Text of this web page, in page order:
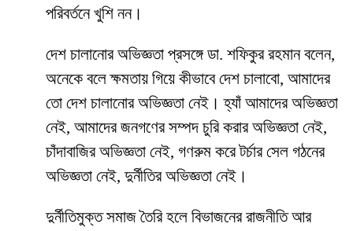
পরিবর্তনে খুশি নন।
দেশ চালানোর অভিজ্ঞতা প্রসঙ্গে ডা. শফিকুর রহমান বলেন,
অনেকে বলে ক্ষমতায় গিয়ে কীভাবে দেশ চালাবো, আমাদের
তো দেশ চালানোর অভিজ্ঞতা নেই। হ্যাঁ আমাদের অভিজ্ঞতা
নেই, আমাদের জনগণের সম্পদ চুরি করার অভিজ্ঞতা নেই,
চাঁদাবাজির অভিজ্ঞতা নেই, গণরুম করে টর্চার সেল গঠনের
অভিজ্ঞতা নেই, দুর্নীতির অভিজ্ঞতা নেই।
দুর্নীতিমুক্ত সমাজ তৈরি হলে বিভাজনের রাজনীতি আর